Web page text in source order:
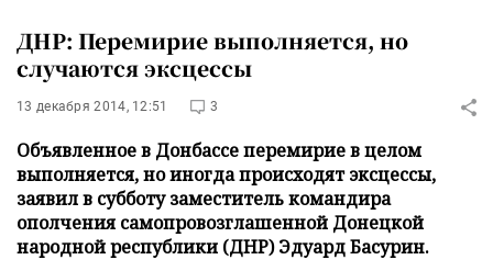
ДНР: Перемирие выполняется, но
случаются эксцессы
13 декабря 2014, 12:51 3
Объявленное в Донбассе перемирие в целом
выполняется, но иногда происходят эксцессы,
заявил в субботу заместитель командира
ополчения самопровозглашенной Донецкой
народной республики (ДНР) Эдуард Басурин.